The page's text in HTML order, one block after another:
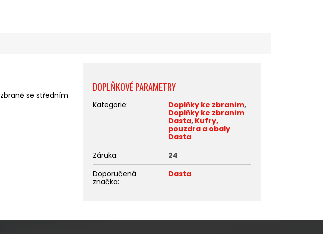
zbraně se středním
DOPLŇKOVÉ PARAMETRY
Kategorie: Doplňky ke zbraním,
Doplňky ke zbraním
Dasta, Kufry,
pouzdra a obaly
Dasta
Záruka:
24
Doporučená
značka:
Dasta